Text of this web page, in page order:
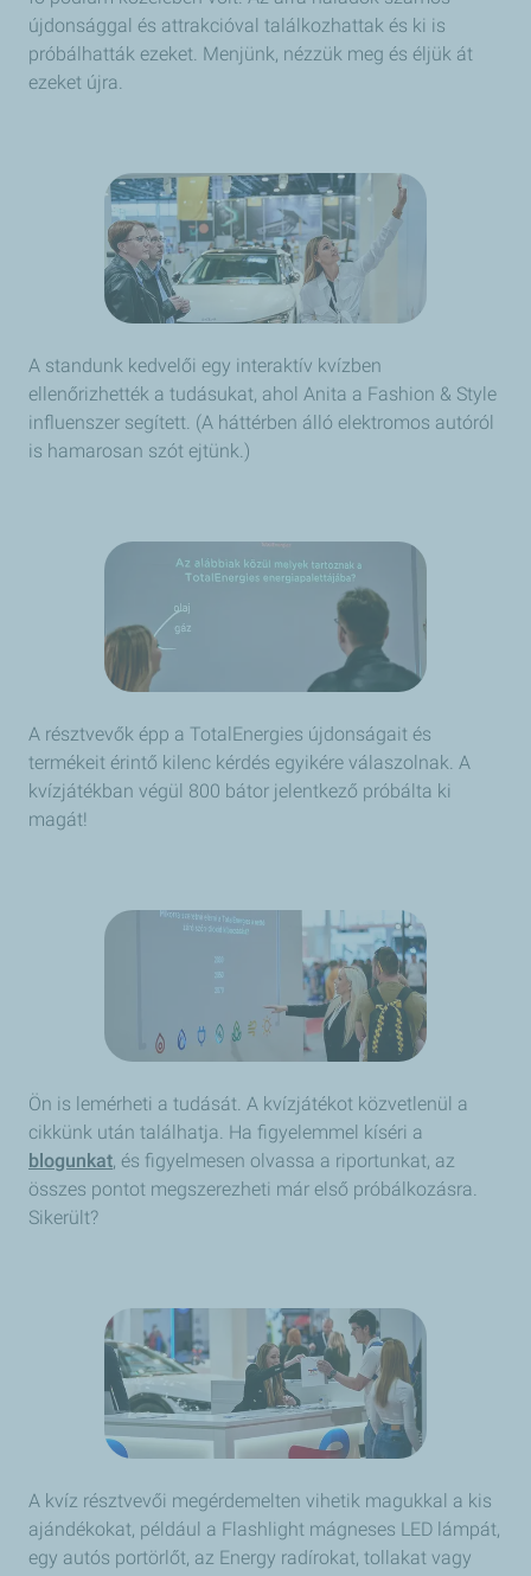
újdonsággal és attrakcióval találkozhattak és ki is
próbálhatták ezeket. Menjünk, nézzük meg és éljük át
ezeket újra.
A standunk kedvelői egy interaktív kvízben
ellenőrizhették a tudásukat, ahol Anita a Fashion & Style
influenszer segített. (A háttérben álló elektromos autóról
is hamarosan szót ejtünk.)
A résztvevők épp a TotalEnergies újdonságait és
termékeit érintő kilenc kérdés egyikére válaszolnak. A
kvízjátékban végül 800 bátor jelentkező próbálta ki
magát!
Ön is lemérheti a tudását. A kvízjátékot közvetlenül a
cikkünk után találhatja. Ha figyelemmel kíséri a
blogunkat, és figyelmesen olvassa a riportunkat, az
összes pontot megszerezheti már első próbálkozásra.
Sikerült?
A kvíz résztvevői megérdemelten vihetik magukkal a kis
ajándékokat, például a Flashlight mágneses LED lámpát,
egy autós portörlőt, az Energy radírokat, tollakat vagy